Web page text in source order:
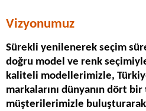
Vizyonumuz
Sürekli yenilenerek seçim
doğru model ve renk
kaliteli modellerimizle,
markalarını dünyanın dört bir
müşterilerimizle